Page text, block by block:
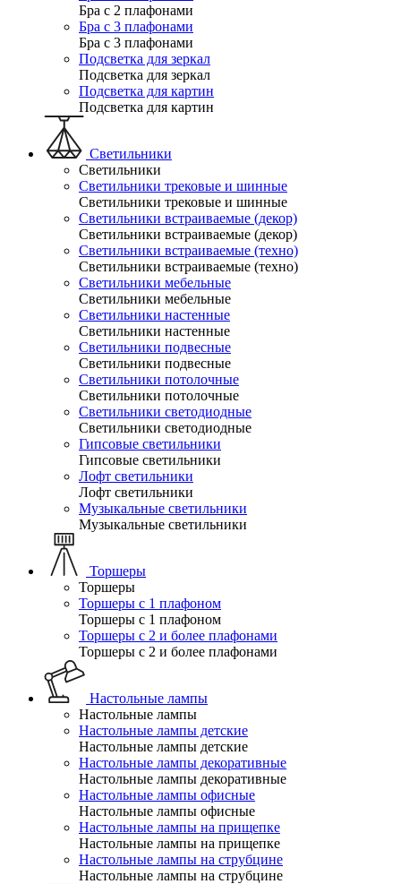
Бра с 2 плафонами
Бра с 3 плафонами
Бра с 3 плафонами
Подсветка для зеркал
Подсветка для зеркал
Подсветка для картин
Подсветка для картин
Светильники
Светильники
Светильники трековые и шинные
Светильники трековые и шинные
Светильники встраиваемые (декор)
Светильники встраиваемые (декор)
Светильники встраиваемые (техно)
Светильники встраиваемые (техно)
Светильники мебельные
Светильники мебельные
Светильники настенные
Светильники настенные
Светильники подвесные
Светильники подвесные
Светильники потолочные
Светильники потолочные
Светильники светодиодные
Светильники светодиодные
Гипсовые светильники
Гипсовые светильники
Лофт светильники
Лофт светильники
Музыкальные светильники
Музыкальные светильники
Торшеры
Торшеры
Торшеры с 1 плафоном
Торшеры с 1 плафоном
Торшеры с 2 и более плафонами
Торшеры с 2 и более плафонами
Настольные лампы
Настольные лампы
Настольные лампы детские
Настольные лампы детские
Настольные лампы декоративные
Настольные лампы декоративные
Настольные лампы офисные
Настольные лампы офисные
Настольные лампы на прищепке
Настольные лампы на прищепке
Настольные лампы на струбцине
Настольные лампы на струбцине